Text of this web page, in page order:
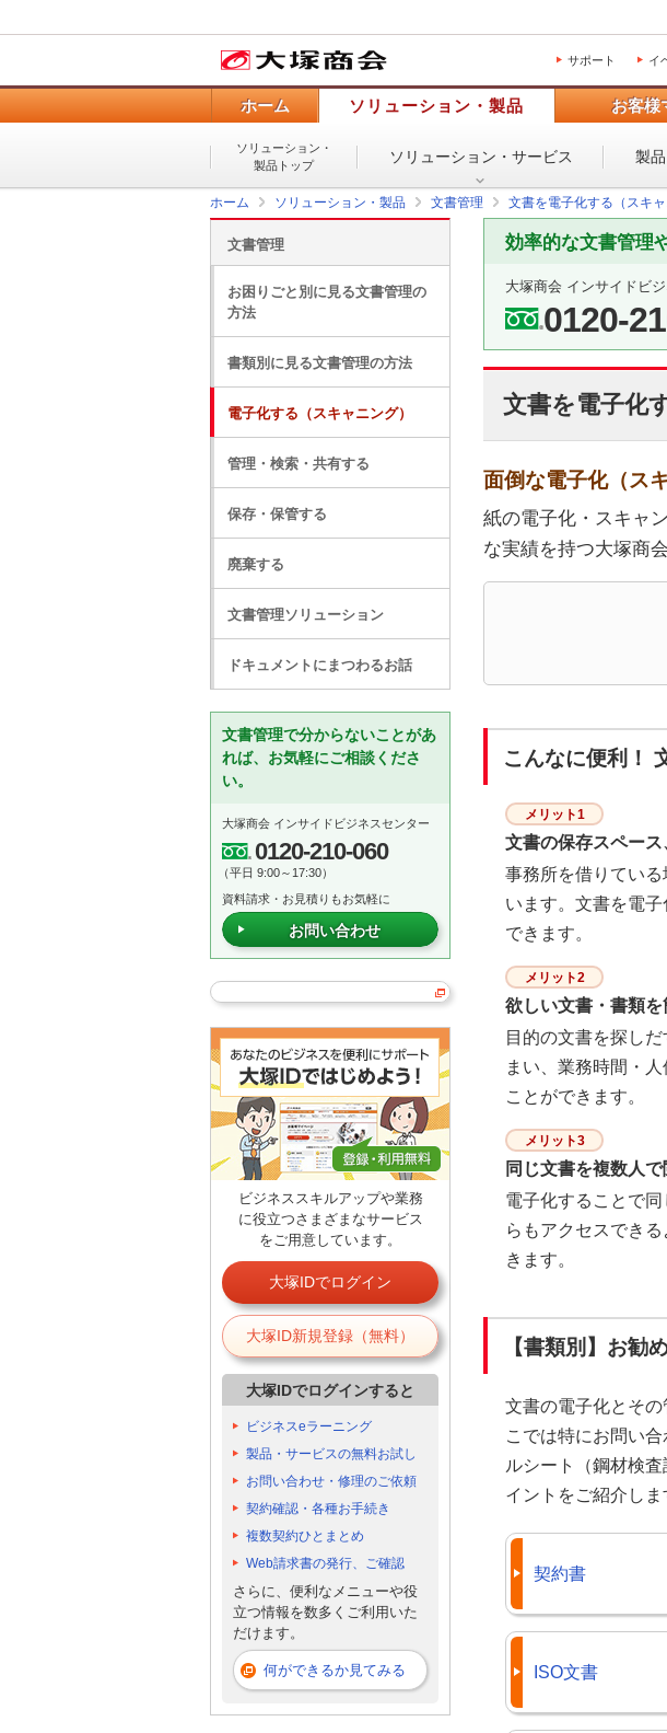
サポート イ
ホーム ソリューション・製品 お客様
ソリューション・
製品トップ
ソリューション・ サービス 製
ホーム ソリューション・製品 文書管理 文書を電子化する（スキャ
効率的な文書管理
大塚商会 インサイドビ
0120-
文書を電子化
面倒な電子化（ス
紙の電子化・スキャ
な実績を持つ大塚商
こんなに便利！
メリット1
文書の保存スペー
事務所を借りてい
います。文書を電
できます。
メリット2
欲しい文書・書類
目的の文書を探し
まい、業務時間・
ことができます。
メリット3
同じ文書を複数人
電子化することで
らもアクセスでき
きます。
【書類別】お勧
文書の電子化とそ
こでは特にお問い
ルシート（鋼材検
イントをご紹介しま
契約書
ISO文書
文書管理
お困りごと別に見る文書管理の
方法
書類別に見る文書管理の方法
電子化する（スキャニング）
管理・検索・共有する
保存・保管する
廃棄する
文書管理ソリューション
ドキュメントにまつわるお話
文書管理で分からないことがあ
れば、お気軽にご相談くださ
い。
大塚商会 インサイドビジネスセンター
0120-210-060
（平日 9:00～17:30）
資料請求・お見積りもお気軽に
お問い合わせ
ビジネススキルアップや業務
に役立つさまざまなサービス
をご用意しています。
大塚IDでログイン
大塚ID新規登録（無料）
大塚IDでログインすると
ビジネスeラーニング
製品・サービスの無料お試し
お問い合わせ・修理のご依頼
契約確認・各種お手続き
複数契約ひとまとめ
Web請求書の発行、ご確認
さらに、便利なメニューや役
立つ情報を数多くご利用いた
だけます。
何ができるか見てみる